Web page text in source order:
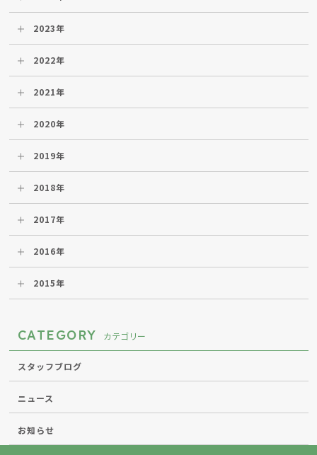
2023年
2022年
2021年
2020年
2019年
2018年
2017年
2016年
2015年
CATEGORY カテゴリー
スタッフブログ
ニュース
お知らせ